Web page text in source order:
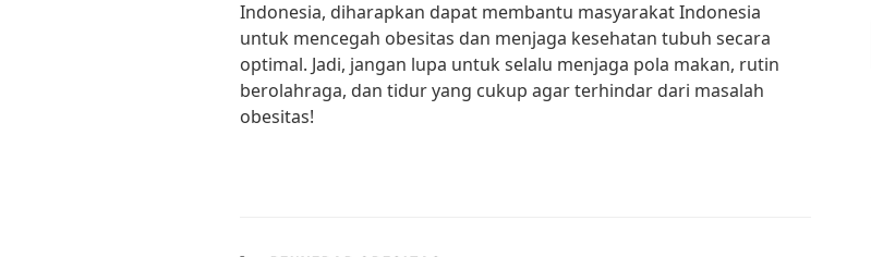
Indonesia, diharapkan dapat membantu masyarakat Indonesia
untuk mencegah obesitas dan menjaga kesehatan tubuh secara
optimal. Jadi, jangan lupa untuk selalu menjaga pola makan, rutin
berolahraga, dan tidur yang cukup agar terhindar dari masalah
obesitas!